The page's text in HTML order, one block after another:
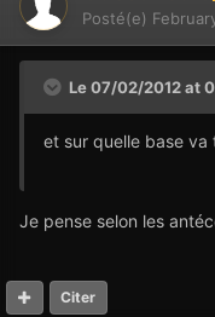
Posté(e)
Le 07/02/2012 at
et sur quelle base
Je pense selon les
Citer